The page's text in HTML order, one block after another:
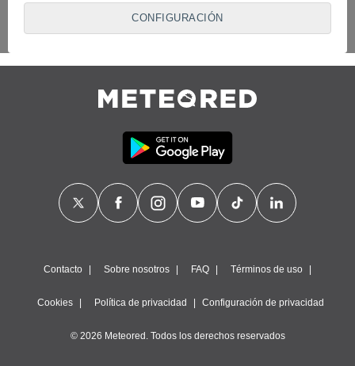
identificadores de cookies. Es posible que algunos
proveedores traten tus datos personales en virtud de un
interés legítimo, algo a lo que puedes oponerte. Para ello,
datos en cualquier momento haciendo clic en"Configurar"o
Nosotros y nuestros socios hacemos el siguiente
Almacenar la información en un dispositivo y/o acceder a
ella, uso de datos limitados para seleccionar anuncios
perfiles para seleccionar la publicidad personalizada, crear un
perfil para personalizar el contenido, uso de perfiles para la
selección de contenido personalizado, medir el rendimiento
la combinación de datos procedentes de diferentes fuentes,
con el objetivo de seleccionar el contenido.
mediante análisis de dispositivos, publicidad y contenido
CONFIGURACIÓN
Síguenos
Contacto Sobre nosotros FAQ Términos de uso
Cookies Política de privacidad Configuración de privacidad
© 2026 Meteored. Todos los derechos reservados